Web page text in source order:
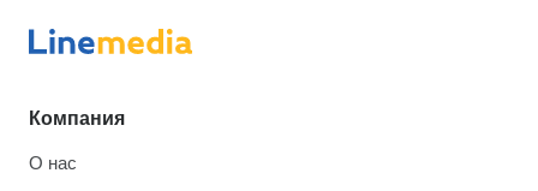
Компания
О нас